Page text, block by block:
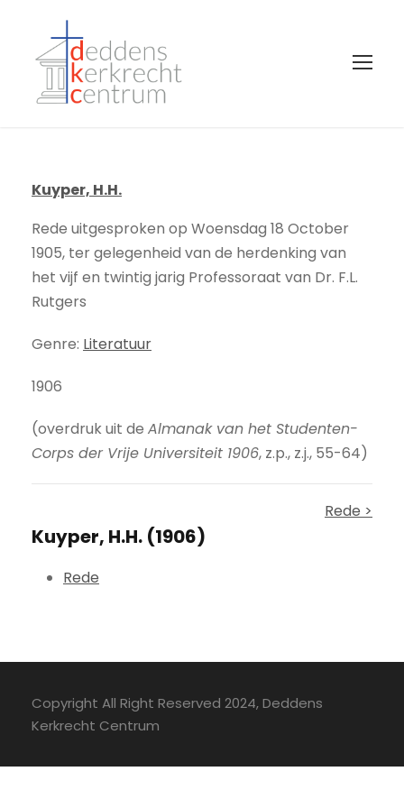
Kuyper, H.H.
Rede uitgesproken op Woensdag 18 October
1905, ter gelegenheid van de herdenking van
het vijf en twintig jarig Professoraat van Dr. F.L.
Rutgers
Genre: Literatuur
1906
(overdruk uit de Almanak van het Studenten-
Corps der Vrije Universiteit 1906, z.p., z.j., 55-64)
Rede >
Kuyper, H.H. (1906)
Rede
Copyright All Right Reserved 2024, Deddens
Kerkrecht Centrum